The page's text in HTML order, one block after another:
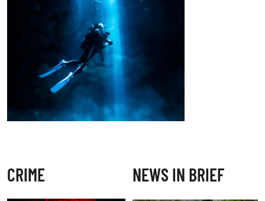
CRIME NEWS IN BRIEF